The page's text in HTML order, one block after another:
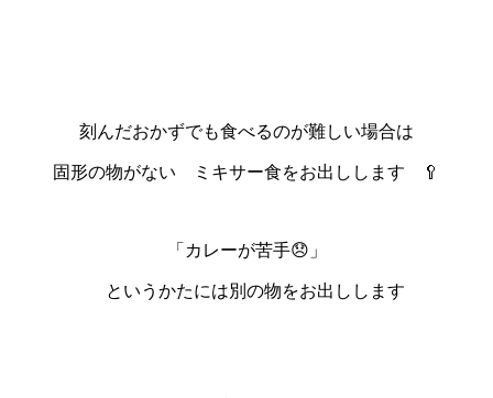
刻んだおかずでも食べるのが難しい場合は
固形の物がない ミキサー食をお出しします 🥄
「カレーが苦手😞」
というかたには別の物をお出しします